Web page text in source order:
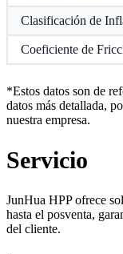
Clasificación de
Coeficiente de
*Estos datos son de
datos más detallada,
nuestra empresa.
Servicio
JunHua HPP ofrece
hasta el posventa,
del cliente.